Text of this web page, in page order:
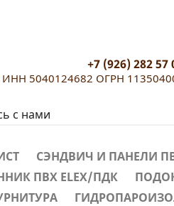
+7 (926) 282 57
5040124682 ОГРН
с нами
СЭНДВИЧ И ПАНЕЛИ
ПВХ ELEX/ПДК